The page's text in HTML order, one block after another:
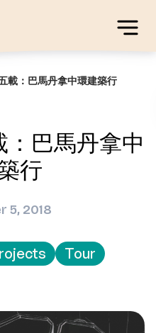
載：巴馬丹拿中環建築行
巴馬丹拿中
行
5, 2018
Tour